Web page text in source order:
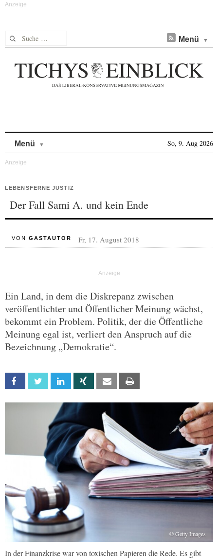
Suche nach: Menü
Menü So, 9. Aug 2026
LEBENSFERNE JUSTIZ
Der Fall Sami A. und kein Ende
VON GASTAUTOR Fr, 17. August 2018
Ein Land, in dem die Diskrepanz zwischen
veröffentlichter und Öffentlicher Meinung wächst,
bekommt ein Problem. Politik, der die Öffentliche
Meinung egal ist, verliert den Anspruch auf die
Bezeichnung „Demokratie“.
Facebook Twitter Linkedin Xing Email
© Getty Images
In der Finanzkrise war von toxischen Papieren die Rede. Es gibt